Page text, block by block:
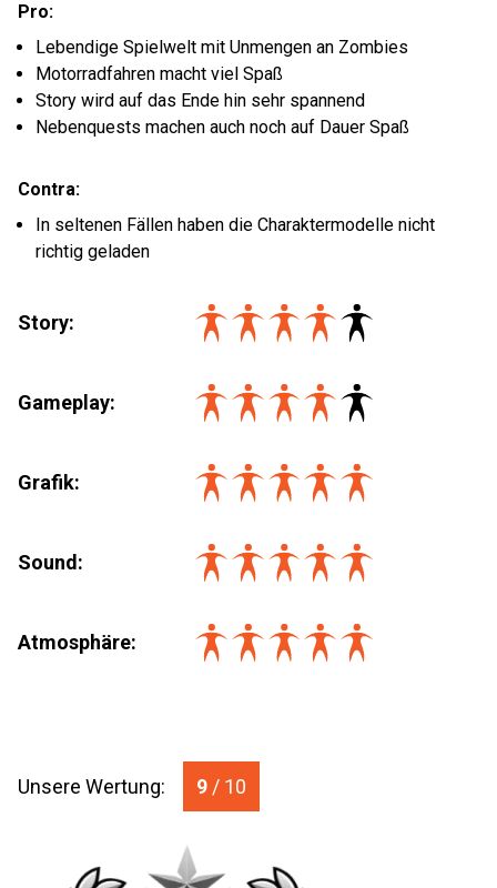
Pro:
Lebendige Spielwelt mit Unmengen an Zombies
Motorradfahren macht viel Spaß
Story wird auf das Ende hin sehr spannend
Nebenquests machen auch noch auf Dauer Spaß
Contra:
In seltenen Fällen haben die Charaktermodelle nicht
richtig geladen
Story:
Gameplay:
Grafik:
Sound:
Atmosphäre:
Unsere Wertung: 9 / 10